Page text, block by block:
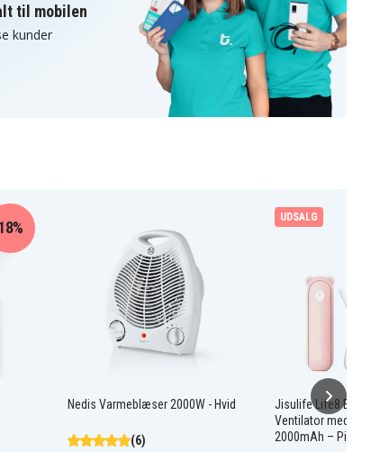
til mobilen
kunder
Nedis Varmeblæser 2000W - Hvid
(6)
UDSALG
Jisulife Life8 Bærbar
Ventilator med
2000mAh – Pink